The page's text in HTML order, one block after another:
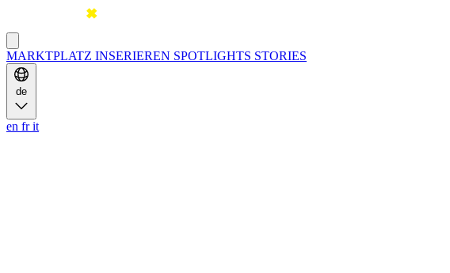
MARKTPLATZ INSERIEREN SPOTLIGHTS STORIES
de
en frit